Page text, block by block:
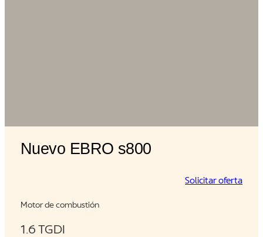
Nuevo EBRO s800
Solicitar oferta
Motor de combustión
1.6 TGDI